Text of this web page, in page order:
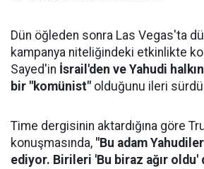
Dün öğleden sonra Las Vegas'ta
kampanya niteliğindeki etkinlikte
Sayed'in İsrail'den ve Yahudi
bir "komünist" olduğunu ileri
Time dergisinin aktardığına göre
konuşmasında, "Bu adam
ediyor. Birileri 'Bu biraz ağır oldu'